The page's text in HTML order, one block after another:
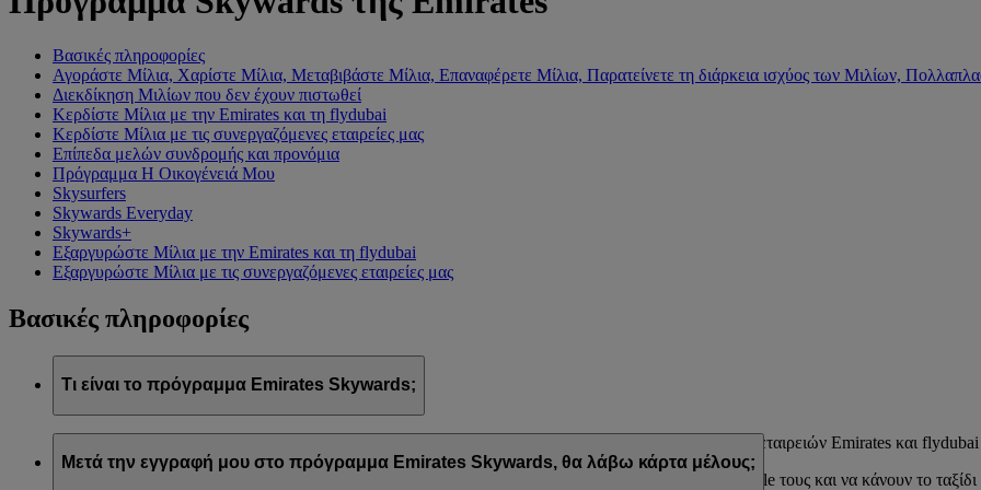
Βασικές πληροφορίες
Αγοράστε Μίλια, Χαρίστε Μίλια, Μεταβιβάστε Μίλια, Επαναφέρετε Μίλια, Παρατείνετε τη διάρκεια ισχύος των Μιλίων,
Διεκδίκηση Μιλίων που δεν έχουν πιστωθεί
Κερδίστε Μίλια με την Emirates και τη flydubai
Κερδίστε Μίλια με τις συνεργαζόμενες εταιρείες μας
Επίπεδα μελών συνδρομής και προνόμια
Πρόγραμμα Η Οικογένειά Μου
Skysurfers
Skywards Everyday
Skywards+
Εξαργυρώστε Μίλια με την Emirates και τη flydubai
Εξαργυρώστε Μίλια με τις συνεργαζόμενες εταιρείες μας
Βασικές πληροφορίες
Τι είναι το πρόγραμμα Emirates Skywards;
Το πρόγραμμα Emirates Skywards είναι το βραβευμένο πρόγραμμα επιβράβευσης των αεροπορικών εταιρειών Emirates και
Προσφέρει στα μέλη του μια σειρά προνομίων και εμπειριών σχεδιασμένων να ταιριάζουν στο lifestyle τους και να κάνουν το
Μετά την εγγραφή μου στο πρόγραμμα Emirates Skywards, θα λάβω κάρτα μέλους;